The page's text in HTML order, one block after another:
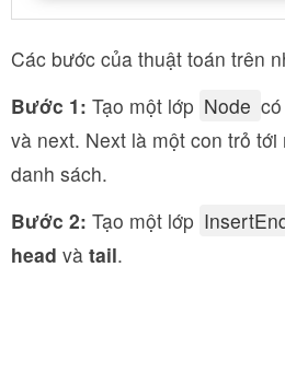
Các bước của thuật toán trên
Bước 1: Tạo một lớp Node
và next. Next là một con trỏ
danh sách.
Bước 2: Tạo một lớp
head và tail.